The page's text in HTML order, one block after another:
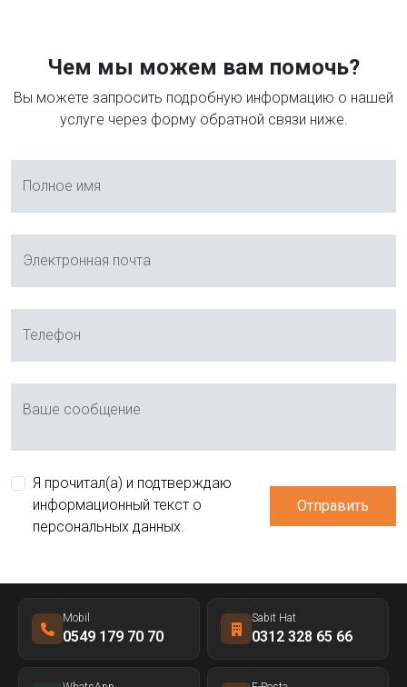
Чем мы можем вам помочь?
Вы можете запросить подробную информацию о нашей
услуге через форму обратной связи ниже.
Полное имя
Электронная почта
Телефон
Ваше сообщение
Я прочитал(а) и подтверждаю
информационный текст о
персональных данных.
Отправить
Mobil
0549 179 70 70
Sabit Hat
0312 328 65 66